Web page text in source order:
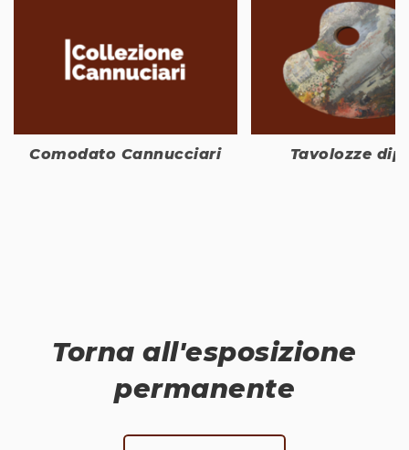
Comodato Cannucciari Tavolozze
Torna all'esposizione
permanente